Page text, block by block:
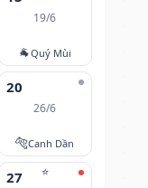
19/6
🐐Quý Mùi
20
26/6
🐅Canh Dần
⭐
27